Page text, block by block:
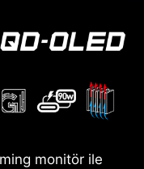
monitör ile